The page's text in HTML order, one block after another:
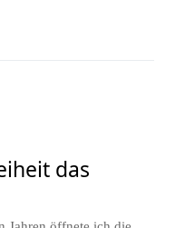
das